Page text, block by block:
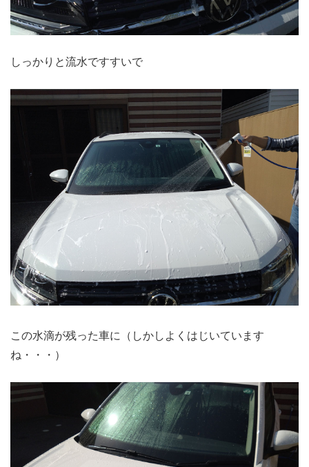
しっかりと流水ですすいで
この水滴が残った車に（しかしよくはじいています
ね・・・）